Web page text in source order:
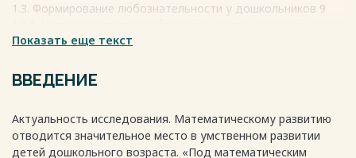
1.3. Формирование любознательности у дошкольников 9
9
детей среднего дошкольного возраста 11
Выводы по 1 главе 13
развития любознательности детей среднего дошкольного
возраста 14
Показать еще текст
ВВЕДЕНИЕ
Актуальность исследования. Математическому развитию
отводится значительное место в умственном развитии
детей дошкольного возраста. «Под математическим